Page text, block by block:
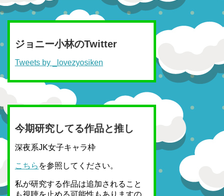
ジョニー小林のTwitter
Tweets by _lovezyosiken
今期研究してる作品と推し
深夜系JK女子キャラ枠
こちら を参照してください。
私が研究する作品は追加されること